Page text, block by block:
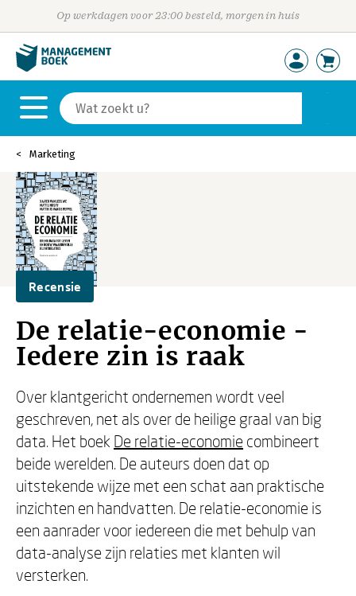
Op werkdagen voor 23:00 besteld, morgen in huis
Marketing
Recensie
De relatie-economie -
Iedere zin is raak
Over klantgericht ondernemen wordt veel
geschreven, net als over de heilige graal van big
data. Het boek De relatie-economie combineert
beide werelden. De auteurs doen dat op
uitstekende wijze met een schat aan praktische
inzichten en handvatten. De relatie-economie is
een aanrader voor iedereen die met behulp van
data-analyse zijn relaties met klanten wil
versterken.